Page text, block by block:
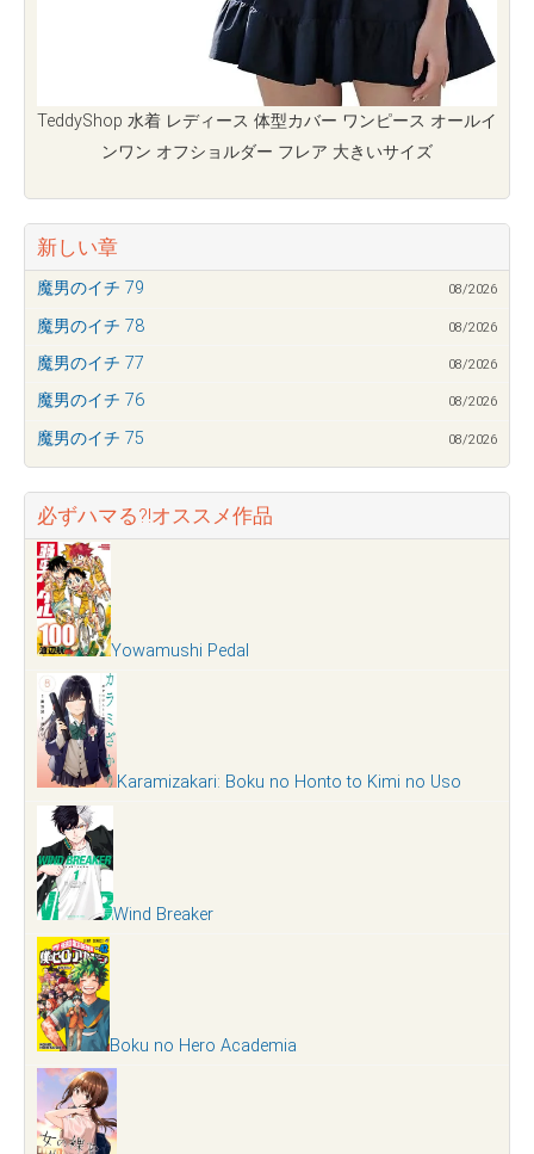
TeddyShop 水着 レディース 体型カバー ワンピース オールイ
ンワン オフショルダー フレア 大きいサイズ
新しい章
魔男のイチ 79 08/2026
魔男のイチ 78 08/2026
魔男のイチ 77 08/2026
魔男のイチ 76 08/2026
魔男のイチ 75 08/2026
必ずハマる?!オススメ作品
Yowamushi Pedal
Karamizakari: Boku no Honto to Kimi no Uso
Wind Breaker
Boku no Hero Academia